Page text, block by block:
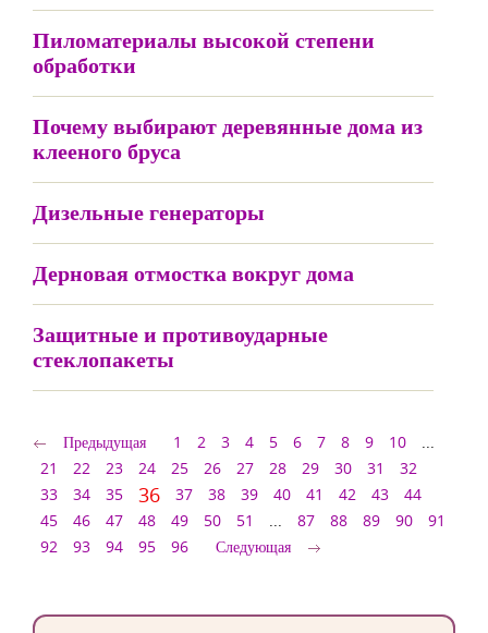
Пиломатериалы высокой степени
обработки
Почему выбирают деревянные дома из
клееного бруса
Дизельные генераторы
Дерновая отмостка вокруг дома
Защитные и противоударные
стеклопакеты
Предыдущая 1 2 3 4 5 6 7 8 9 10
...
21
22 23 24 25 26 27 28 29 30 31
32
33
34 35 36 37 38 39 40 41 42 43
44
45
46 47 48 49 50 51 ... 87 88 89 90
91
92
93 94 95 96 Следующая